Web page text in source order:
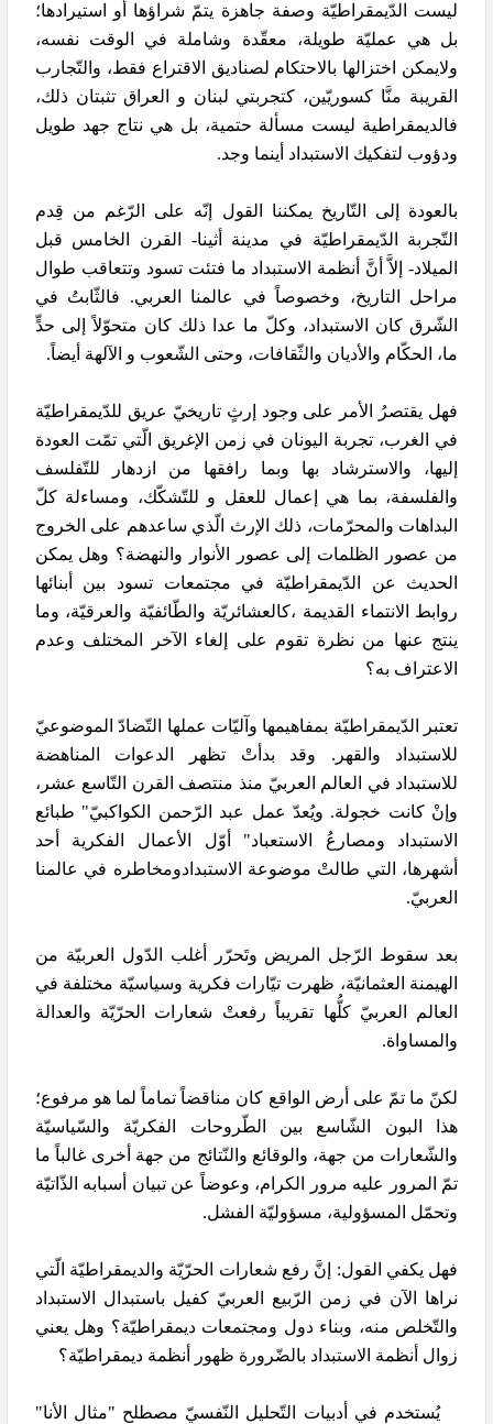
ليست الدّيمقراطيّة وصفة جاهزة يتمّ شراؤها أو استيرادها؛
بل هي عمليّة طويلة، معقّدة وشاملة في الوقت نفسه،
ولايمكن اختزالها بالاحتكام لصناديق الاقتراع فقط، والتّجارب
القريبة منَّا كسوريّين، كتجربتي لبنان و العراق تثبتان ذلك،
فالديمقراطية ليست مسألة حتمية، بل هي نتاج جهد طويل
ودؤوب لتفكيك الاستبداد أينما وجد.
بالعودة إلى التّاريخ يمكننا القول إنّه على الرّغم من قِدم
التّجربة الدّيمقراطيّة في مدينة أثينا- القرن الخامس قبل
الميلاد- إلاَّ أنَّ أنظمة الاستبداد ما فتئت تسود وتتعاقب طوال
مراحل التاريخ، وخصوصاً في عالمنا العربي. فالثّابتُ في
الشّرق كان الاستبداد، وكلّ ما عدا ذلك كان متحوّلاً إلى حدٍّ
ما، الحكّام والأديان والثّقافات، وحتى الشّعوب و الآلهة أيضاً.
فهل يقتصرُ الأمر على وجود إرثٍ تاريخيّ عريق للدّيمقراطيّة
في الغرب، تجربة اليونان في زمن الإغريق الّتي تمّت العودة
إليها، والاسترشاد بها وبما رافقها من ازدهار للتّفلسف
والفلسفة، بما هي إعمال للعقل و للتّشكّك، ومساءلة كلّ
البداهات والمحرّمات، ذلك الإرث الّذي ساعدهم على الخروج
من عصور الظلمات إلى عصور الأنوار والنهضة؟ وهل يمكن
الحديث عن الدّيمقراطيّة في مجتمعات تسود بين أبنائها
روابط الانتماء القديمة ،كالعشائريّة والطّائفيّة والعرقيّة، وما
ينتج عنها من نظرة تقوم على إلغاء الآخر المختلف وعدم
الاعتراف به؟
تعتبر الدّيمقراطيّة بمفاهيمها وآليّات عملها التّضادّ الموضوعيّ
للاستبداد والقهر. وقد بدأتْ تظهر الدعوات المناهضة
للاستبداد في العالم العربيّ منذ منتصف القرن التّاسع عشر،
وإنْ كانت خجولة. ويُعدّ عمل عبد الرّحمن الكواكبيّ" طبائع
الاستبداد ومصارعُ الاستعباد" أوّل الأعمال الفكرية أحد
أشهرها، التي طالتْ موضوعة الاستبدادومخاطره في عالمنا
العربيّ.
بعد سقوط الرّجل المريض وتَحرّر أغلب الدّول العربيّة من
الهيمنة العثمانيّة، ظهرت تيّارات فكرية وسياسيّة مختلفة في
العالم العربيّ كلُّها تقريباً رفعتْ شعارات الحرّيّة والعدالة
والمساواة.
لكنّ ما تمّ على أرض الواقع كان مناقضاً تماماً لما هو مرفوع؛
هذا البون الشّاسع بين الطّروحات الفكريّة والسّياسيّة
والشّعارات من جهة، والوقائع والنّتائج من جهة أخرى غالباً ما
تمّ المرور عليه مرور الكرام، وعوضاً عن تبيان أسبابه الذّاتيّة
وتحمّل المسؤولية، مسؤوليّة الفشل.
فهل يكفي القول: إنَّ رفع شعارات الحرّيّة والديمقراطيّة الّتي
نراها الآن في زمن الرّبيع العربيّ كفيل باستبدال الاستبداد
والتّخلص منه، وبناء دول ومجتمعات ديمقراطيّة؟ وهل يعني
زوال أنظمة الاستبداد بالضّرورة ظهور أنظمة ديمقراطيّة؟
يُستخدم في أدبيات التّحليل النّفسيّ مصطلح "مثال الأنا"